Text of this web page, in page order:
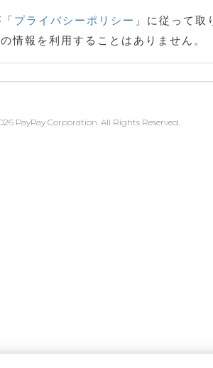
プライバシーポリシー 」に従って
情報を利用することはありません。
PayPay Corporation. All Rights Reserved.